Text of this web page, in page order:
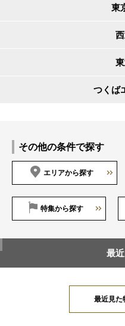
東
つくば
その他の条件で探す
エリアから探す
特集から探す
最
最近見た